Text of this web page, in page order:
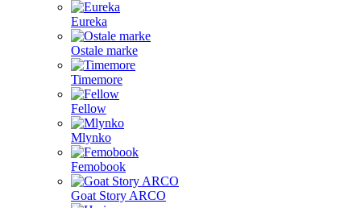
Eureka
Ostale marke
Timemore
Fellow
Mlynko
Femobook
Goat Story ARCO